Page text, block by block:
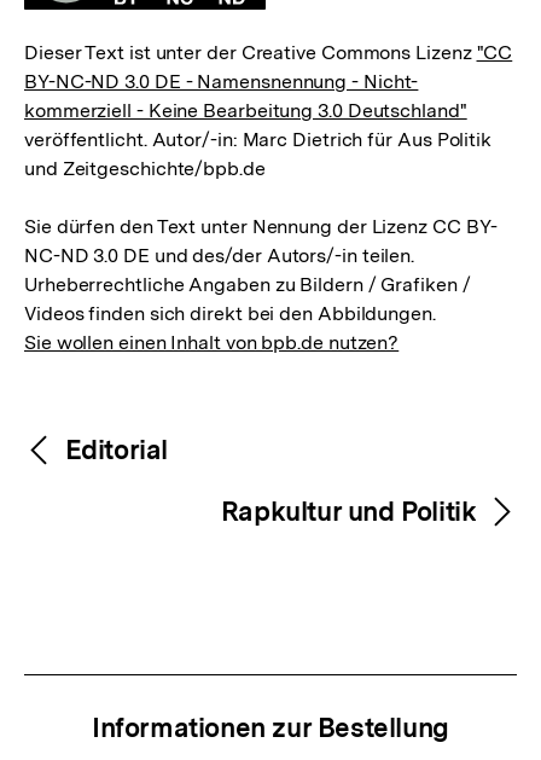
Dieser Text ist unter der Creative Commons Lizenz "CC
BY-NC-ND 3.0 DE - Namensnennung - Nicht-
kommerziell - Keine Bearbeitung 3.0 Deutschland"
veröffentlicht. Autor/-in: Marc Dietrich für Aus Politik
und Zeitgeschichte/bpb.de
Sie dürfen den Text unter Nennung der Lizenz CC BY-
NC-ND 3.0 DE und des/der Autors/-in teilen.
Urheberrechtliche Angaben zu Bildern / Grafiken /
Videos finden sich direkt bei den Abbildungen.
Sie wollen einen Inhalt von bpb.de nutzen?
Inhaltsnavigation
Inhaltsnavigation
Editorial
Rapkultur und Politik
Informationen zur Bestellung